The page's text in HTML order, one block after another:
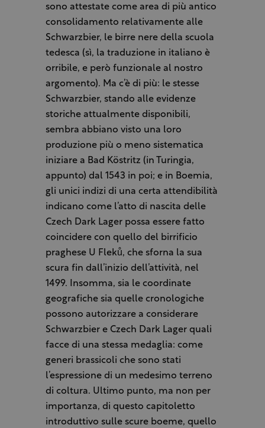
sono attestate come area di più antico
consolidamento relativamente alle
Schwarzbier, le birre nere della scuola
tedesca (sì, la traduzione in italiano è
orribile, e però funzionale al nostro
argomento). Ma c’è di più: le stesse
Schwarzbier, stando alle evidenze
storiche attualmente disponibili,
sembra abbiano visto una loro
produzione più o meno sistematica
iniziare a Bad Köstritz (in Turingia,
appunto) dal 1543 in poi; e in Boemia,
gli unici indizi di una certa attendibilità
indicano come l’atto di nascita delle
Czech Dark Lager possa essere fatto
coincidere con quello del birrificio
praghese U Fleků, che sforna la sua
scura fin dall’inizio dell’attività, nel
1499. Insomma, sia le coordinate
geografiche sia quelle cronologiche
possono autorizzare a considerare
Schwarzbier e Czech Dark Lager quali
facce di una stessa medaglia: come
generi brassicoli che sono stati
l’espressione di un medesimo terreno
di coltura. Ultimo punto, ma non per
importanza, di questo capitoletto
introduttivo sulle scure boeme, quello